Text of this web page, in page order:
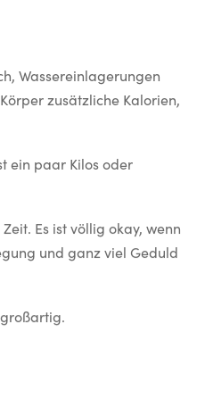
Wassereinlagerungen
zusätzliche Kalorien,
ein paar Kilos oder
Es ist völlig okay, wenn
und ganz viel Geduld
und